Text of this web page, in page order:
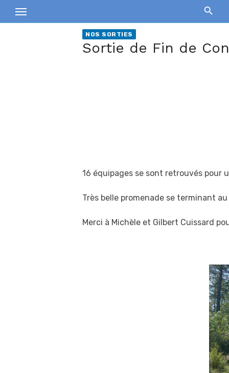
to
NOS SORTIES
Sortie de Fin de
16 équipages se sont retrouvés pour
Très belle promenade se terminant
Merci à Michèle et Gilbert Cuissard